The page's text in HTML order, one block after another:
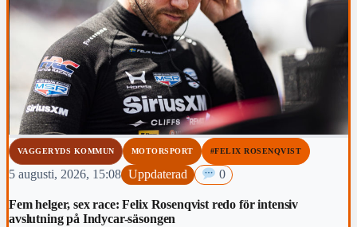
VAGGERYDS KOMMUN MOTORSPORT #FELIX ROSENQVIST
5 augusti, 2026, 15:08 Uppdaterad 0
Fem helger, sex race: Felix Rosenqvist redo för intensiv
avslutning på Indycar-säsongen